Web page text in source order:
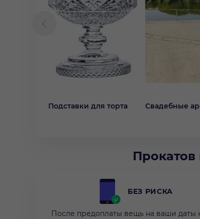
Подставки для торта Свадебные
БЕЗ РИСКА
После предоплаты вещь на ваши даты